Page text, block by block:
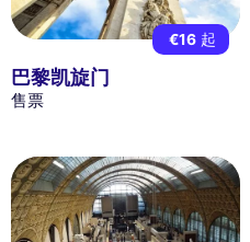
€16 起
巴黎凯旋门
售票